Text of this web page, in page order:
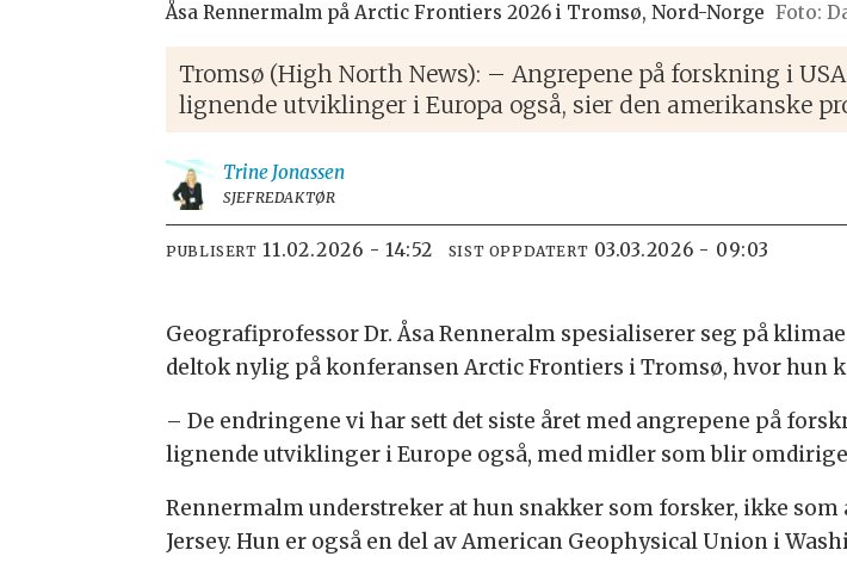
Åsa Rennermalm på Arctic Frontiers 2026 i Tromsø, Nord-Norge
Tromsø (High North News): – Angrepene på forskning i
lignende utviklinger i Europa også, sier den amerikanske
Trine Jonassen
SJEFREDAKTØR
PUBLISERT 11.02.2026 - 14:52 SIST OPPDATERT 03.03.2026 - 09:03
Geografiprofessor Dr. Åsa Renneralm spesialiserer seg på
deltok nylig på konferansen Arctic Frontiers i Tromsø, hvor hun
– De endringene vi har sett det siste året med angrepene på
lignende utviklinger i Europe også, med midler som blir
Rennermalm understreker at hun snakker som forsker, ikke
Jersey. Hun er også en del av American Geophysical Union i